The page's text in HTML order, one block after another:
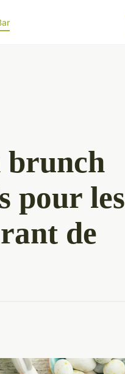
brunch
pour les
de